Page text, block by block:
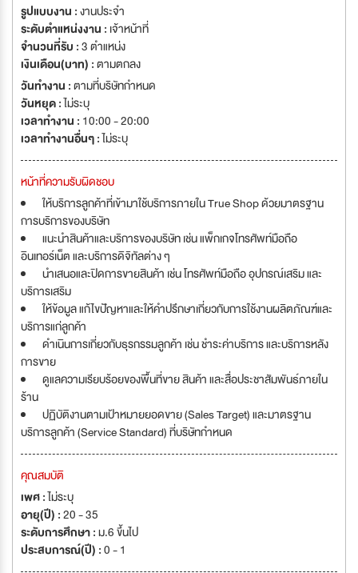
รูปแบบงาน :งานประจำ
ระดับตำแหน่งงาน : เจ้าหน้าที่
จำนวนที่รับ :3 ตำแหน่ง
เงินเดือน(บาท) :ตามตกลง
วันทำงาน :ตามที่บริษัทกำหนด
วันหยุด :ไม่ระบุ
เวลาทำงาน : 10:00 - 20:00
เวลาทำงานอื่นๆ :ไม่ระบุ
หน้าที่ความรับผิดชอบ
ให้บริการลูกค้าที่เข้ามาใช้บริการภายใน True Shop ด้วยมาตรฐาน
การบริการของบริษัท
แนะนำสินค้าและบริการของบริษัท เช่น แพ็กเกจโทรศัพท์มือถือ
อินเทอร์เน็ต และบริการดิจิทัลต่าง ๆ
นำเสนอและปิดการขายสินค้า เช่น โทรศัพท์มือถือ อุปกรณ์เสริม และ
บริการเสริม
ให้ข้อมูล แก้ไขปัญหาและให้คำปรึกษาเกี่ยวกับการใช้งานผลิตภัณฑ์และ
บริการแก่ลูกค้า
ดำเนินการเกี่ยวกับธุรกรรมลูกค้า เช่น ชำระค่าบริการ และบริการหลัง
การขาย
ดูแลความเรียบร้อยของพื้นที่ขาย สินค้า และสื่อประชาสัมพันธ์ภายใน
ร้าน
ปฏิบัติงานตามเป้าหมายยอดขาย (Sales Target) และมาตรฐาน
บริการลูกค้า (Service Standard) ที่บริษัทกำหนด
คุณสมบัติ
เพศ :ไม่ระบุ
อายุ(ปี) :20 - 35
ระดับการศึกษา :ม.6 ขึ้นไป
ประสบการณ์(ปี) :0 - 1